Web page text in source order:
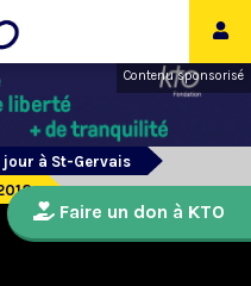
Contenu sponsorisé
à St-Gervais
Faire un don à KTO